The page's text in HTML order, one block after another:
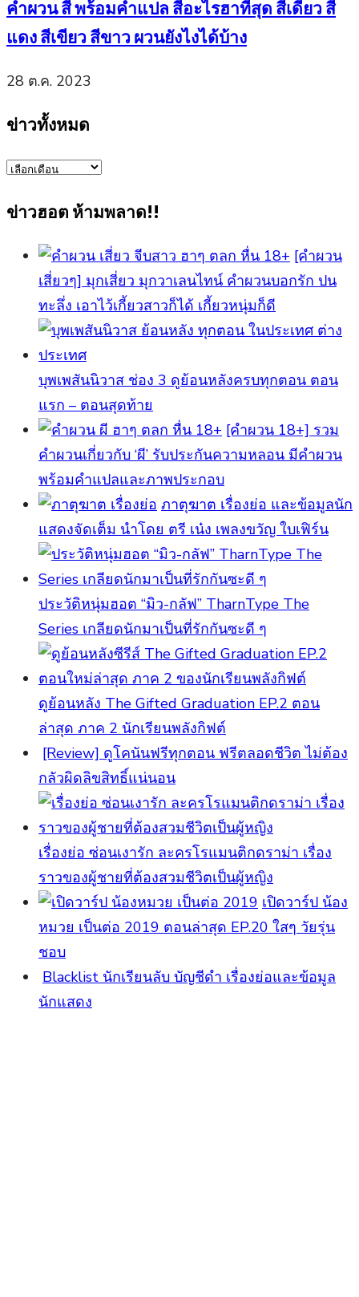
คำผวน สี พร้อมคำแปล สีอะไรฮาที่สุด สีเดียว สี
แดง สีเขียว สีขาว ผวนยังไงได้บ้าง
28 ต.ค. 2023
ข่าวทั้งหมด
ข่าว
ข่าวฮอต ห้ามพลาด!!
[คำผวน
เสี่ยวๆ] มุกเสี่ยว มุกวาเลนไทน์ คำผวนบอกรัก ปน
ทะลึ่ง เอาไว้เกี้ยวสาวก็ได้ เกี้ยวหนุ่มก็ดี
บุพเพสันนิวาส ช่อง 3 ดูย้อนหลังครบทุกตอน ตอน
แรก – ตอนสุดท้าย
[คําผวน 18+] รวม
คำผวนเกี่ยวกับ ‘ผี’ รับประกันความหลอน มีคำผวน
พร้อมคำแปลและภาพประกอบ
ภาตุฆาต เรื่องย่อ และข้อมูลนัก
แสดงจัดเต็ม นำโดย ตรี เน๋ง เพลงขวัญ ใบเฟิร์น
ประวัติหนุ่มฮอต “มิว-กลัฟ” TharnType The
Series เกลียดนักมาเป็นที่รักกันซะดี ๆ
ดูย้อนหลัง The Gifted Graduation EP.2 ตอน
ล่าสุด ภาค 2 นักเรียนพลังกิฟต์
[Review] ดูโคนันฟรีทุกตอน ฟรีตลอดชีวิต ไม่ต้อง
กลัวผิดลิขสิทธิ์แน่นอน
เรื่องย่อ ซ่อนเงารัก ละครโรแมนติกดราม่า เรื่อง
ราวของผู้ชายที่ต้องสวมชีวิตเป็นผู้หญิง
เปิดวาร์ป น้อง
หมวย เป็นต่อ 2019 ตอนล่าสุด EP.20 ใสๆ วัยรุ่น
ชอบ
Blacklist นักเรียนลับ บัญชีดำ เรื่องย่อและข้อมูล
นักแสดง